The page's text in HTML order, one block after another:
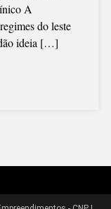
A
do leste
ideia […]